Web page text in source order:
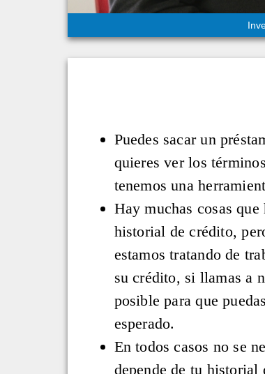
Puedes sacar un
quieres ver los
tenemos una
Hay muchas cosas
historial de crédito,
estamos tratando de
su crédito, si llamas a
posible para que
esperado.
En todos casos no se
depende de tu